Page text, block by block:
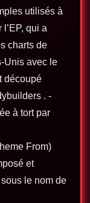
utilisés à
qui a
charts de
Unis avec le
découpé
. -
à tort par
From)
et
le nom de